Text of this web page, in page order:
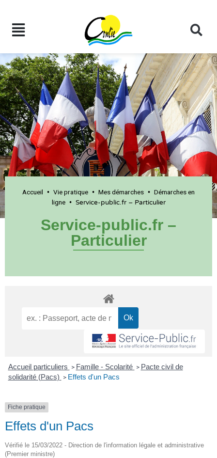
Accueil • Vie pratique • Mes démarches • Démarches en
ligne• Service-public.fr – Particulier
Service-public.fr –
Particulier
Accueil particuliers > Famille - Scolarité > Pacte civil de
solidarité (Pacs) > Effets d'un Pacs
Fiche pratique
Effets d'un Pacs
Vérifié le 15/03/2022 - Direction de l'information légale et administrative
(Premier ministre)